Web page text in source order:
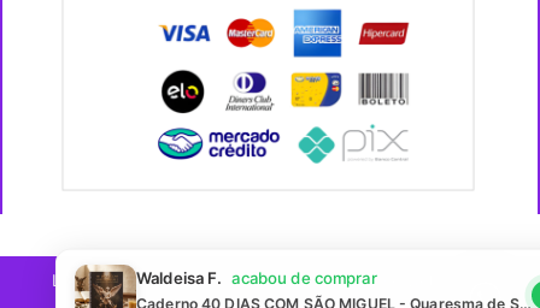
Loja - ABC Bem CriativoTodos os direitos reservados2026
Waldeisa F. acabou de comprar
Caderno 40 DIAS COM SÃO MIGUEL - Quaresma de São Miguel